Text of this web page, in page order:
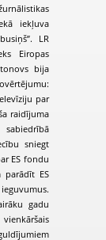
iekļuva
LR
Eiropas
bija
par
raidījuma
sniegt
ES fondu
parādīt ES
gadu